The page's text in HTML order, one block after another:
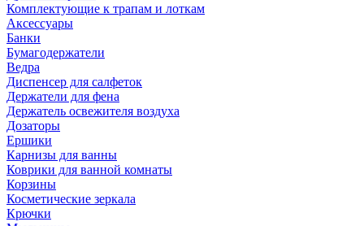
Комплектующие к трапам и лоткам
Аксессуары
Банки
Бумагодержатели
Ведра
Диспенсер для салфеток
Держатели для фена
Держатель освежителя воздуха
Дозаторы
Ершики
Карнизы для ванны
Коврики для ванной комнаты
Корзины
Косметические зеркала
Крючки